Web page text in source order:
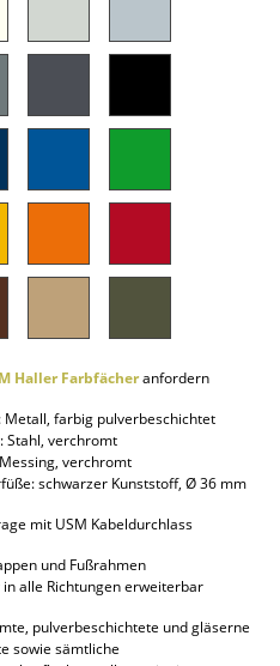
Haller Farbfächeranfordern
Metall, farbig pulverbeschichtet
Stahl, verchromt
verchromt
schwarzer Kunststoff, Ø 36 mm
mit USM Kabeldurchlass
und Fußrahmen
alle Richtungen erweiterbar
pulverbeschichtete und gläserne
sowie sämtliche